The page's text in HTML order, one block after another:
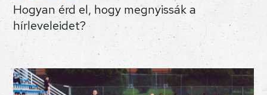
Hogyan érd el, hogy megnyissák a
hírleveleidet?